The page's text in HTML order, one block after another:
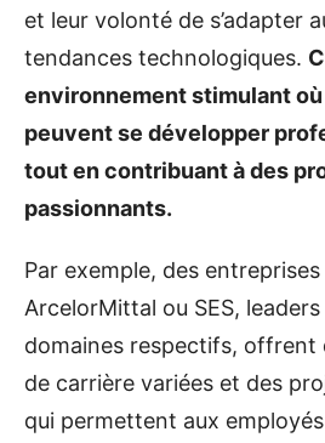
et leur volonté de s’adapter
tendances technologiques.
environnement stimulant
peuvent se développer
tout en contribuant à des
passionnants.
Par exemple, des
ArcelorMittal ou SES,
domaines respectifs,
de carrière variées et des
qui permettent aux